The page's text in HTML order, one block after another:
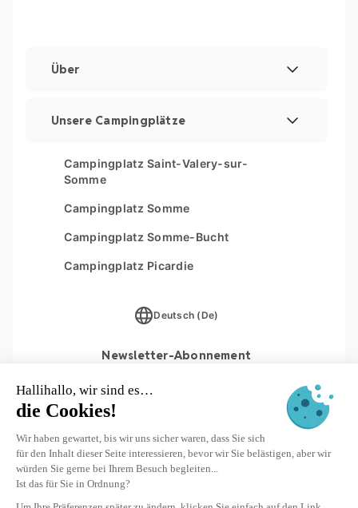
Über
Sitemap
Unsere Campingplätze
Les Couleurs de la Coubre
Campingplatz Saint-Valery-sur-
Somme
Campingplatz Somme
Campingplatz Somme-Bucht
Campingplatz Picardie
Deutsch (De)
Newsletter-Abonnement
ANMELDEN